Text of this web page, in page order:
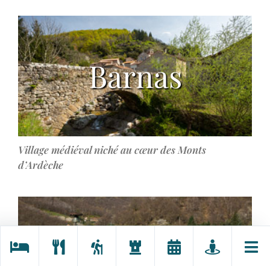
Barnas
Village médiéval niché au cœur des Monts
d’Ardèche
Burzet